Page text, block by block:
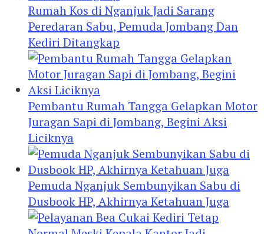
Rumah Kos di Nganjuk Jadi Sarang
Peredaran Sabu, Pemuda Jombang Dan
Kediri Ditangkap
Pembantu Rumah Tangga Gelapkan Motor
Juragan Sapi di Jombang, Begini Aksi
Liciknya
Pemuda Nganjuk Sembunyikan Sabu di
Dusbook HP, Akhirnya Ketahuan Juga